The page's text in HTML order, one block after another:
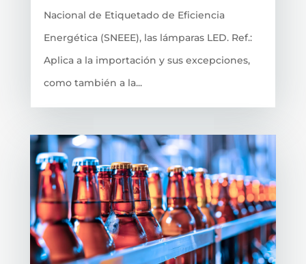
Nacional de Etiquetado de Eficiencia
Energética (SNEEE), las lámparas LED. Ref.:
Aplica a la importación y sus excepciones,
como también a la...